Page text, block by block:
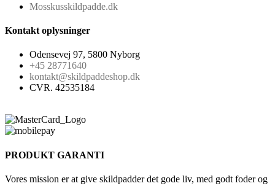
Mosskusskildpadde.dk
Kontakt oplysninger
Odensevej 97, 5800 Nyborg
+45 28771640
kontakt@skildpaddeshop.dk
CVR. 42535184
PRODUKT GARANTI
Vores mission er at give skildpadder det gode liv, med godt foder og